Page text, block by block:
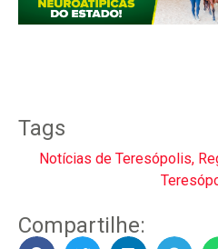
Tags
Notícias de Teresópolis,
Compartilhe: